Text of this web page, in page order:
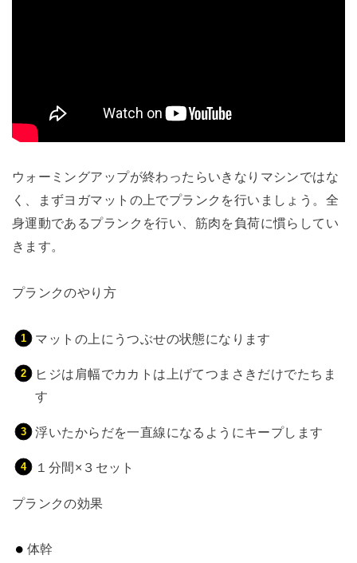
ウォーミングアップが終わったらいきなりマシンではな
く、まずヨガマットの上でプランクを行いましょう。全
身運動であるプランクを行い、筋肉を負荷に慣らしてい
きます。
プランクのやり方
マットの上にうつぶせの状態になります
ヒジは肩幅でカカトは上げてつまさきだけでたちま
す
浮いたからだを一直線になるようにキープします
１分間×３セット
プランクの効果
体幹